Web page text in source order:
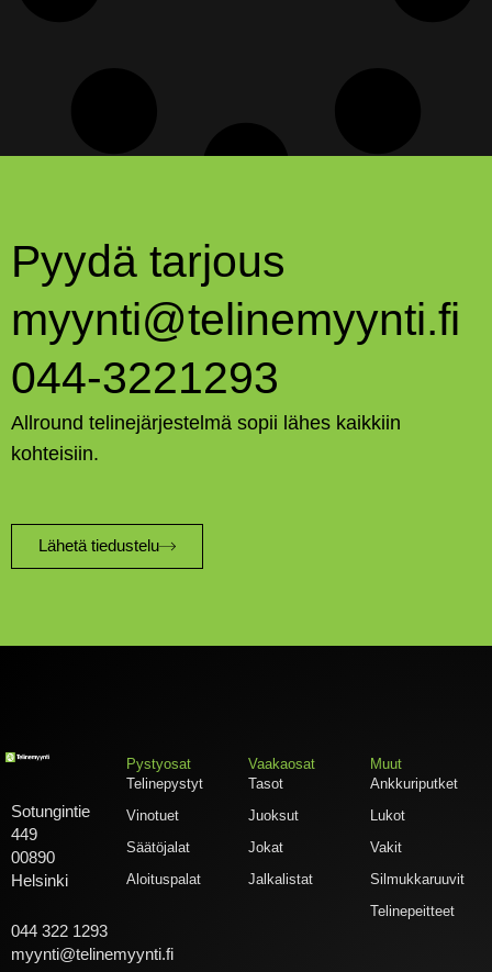
Pyydä tarjous
myynti@telinemyynti.fi
044-3221293
Allround telinejärjestelmä sopii lähes kaikkiin
kohteisiin.
Lähetä tiedustelu
Sotungintie
449
00890
Helsinki
044 322 1293
myynti@telinemyynti.fi
Pystyosat
Telinepystyt
Vinotuet
Säätöjalat
Aloituspalat
Vaakaosat
Tasot
Juoksut
Jokat
Jalkalistat
Muut
Ankkuriputket
Lukot
Vakit
Silmukkaruuvit
Telinepeitteet